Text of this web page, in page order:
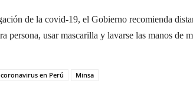
de la covid-19, el Gobierno recomienda
persona, usar mascarilla y lavarse las manos de
coronavirus en Perú Minsa